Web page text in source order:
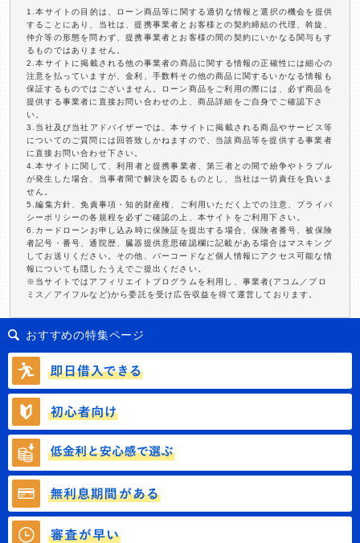
1.本サイトの目的は、ローン商品等に関する適切な情報と選択の機会を提供
することにあり、当社は、提携事業者とお客様との契約締結の代理、斡旋、
仲介等の形態を問わず、提携事業者とお客様の間の契約にいかなる関与もす
るものではありません。
2.本サイトに掲載される他の事業者の商品に関する情報の正確性には細心の
注意を払っていますが、金利、手数料その他の商品に関するいかなる情報も
保証するものではございません。ローン商品をご利用の際には、必ず商品を
提供する事業者に直接お問い合わせの上、商品詳細をご自身でご確認下さ
い。
3.当社及び当社アドバイザーでは、本サイトに掲載される商品やサービス等
についてのご質問には回答致しかねますので、当該商品等を提供する事業者
に直接お問い合わせ下さい。
4.本サイトに関して、利用者と提携事業者、第三者との間で紛争やトラブル
が発生した場合、当事者間で解決を図るものとし、当社は一切責任を負いま
せん。
5.編集方針、免責事項・知的財産権、ご利用いただく上での注意、プライバ
シーポリシーの各規程を必ずご確認の上、本サイトをご利用下さい。
6.カードローンお申し込み時に保険証を提出する場合、保険者番号、被保険
者記号・番号、通院歴、臓器提供意思確認欄に記載がある場合はマスキング
してお送りください。その他、バーコードなど個人情報にアクセス可能な情
報についても隠したうえでご提出ください。
※当サイトではアフィリエイトプログラムを利用し、事業者(アコム／プロ
ミス／アイフルなど)から委託を受け広告収益を得て運営しております。
おすすめの特集ページ